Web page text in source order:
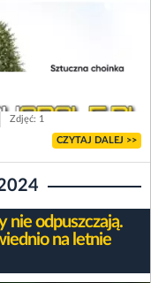
Zdjęć: 1
CZYTAJ DALEJ >>
odpuszczają.
na letnie